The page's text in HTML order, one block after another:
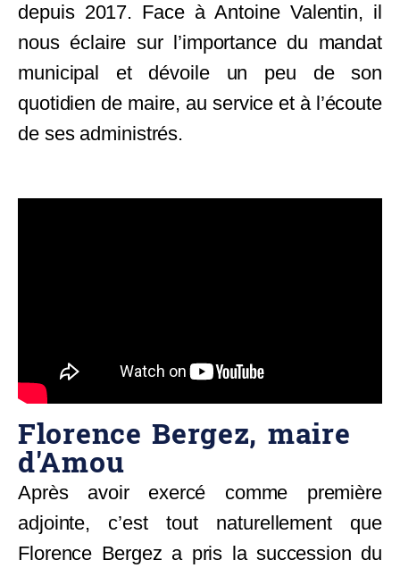
depuis 2017. Face à Antoine Valentin, il
nous éclaire sur l’importance du mandat
municipal et dévoile un peu de son
quotidien de maire, au service et à l’écoute
de ses administrés.
Florence Bergez, maire
d'Amou​
Après avoir exercé comme première
adjointe, c’est tout naturellement que
Florence Bergez a pris la succession du